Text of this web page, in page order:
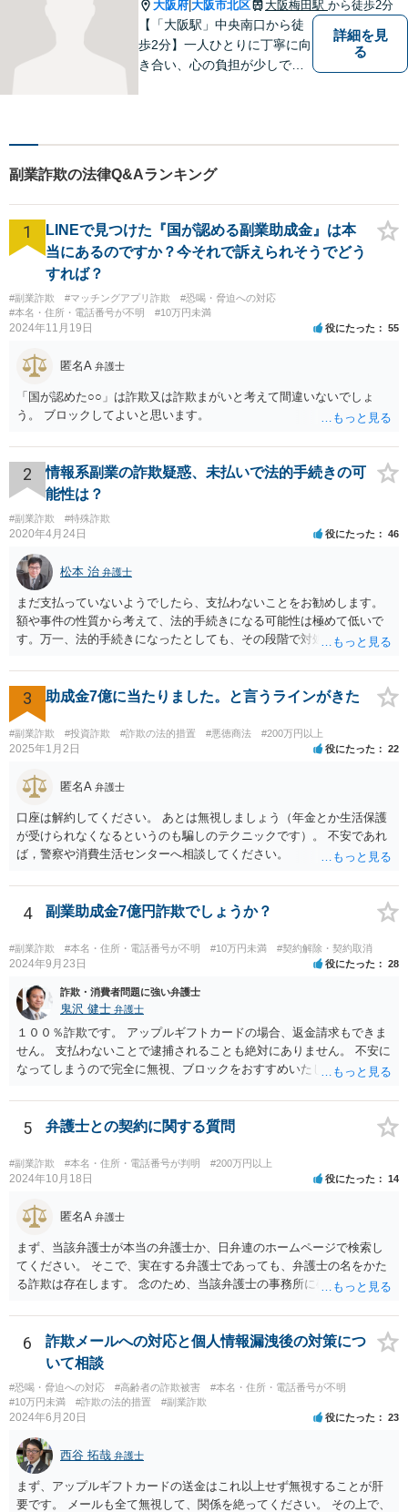
大阪府 大阪市北区 大阪梅田駅 から徒歩2分
【「大阪駅」中央南口から徒
歩2分】一人ひとりに丁寧に向
き合い、心の負担が少しでも
えた支えを大切にしていま
す。まずはお気軽にご相談く
ださい【電話・メール面談
可】【休日面談可】
詳細を見
る
副業詐欺の法律Q&Aランキング
1
LINEで見つけた『国が認める副業助成金』は本
当にあるのですか？今それで訴えられそうでどう
すれば？
#副業詐欺 #マッチングアプリ詐欺
#恐喝・脅迫への対応
#本名・住所・電話番号が不明
#10万円未満
2024年11月19日 役にたった 55
匿名A 弁護士
「国が認めた○○」は詐欺又は詐欺まがいと考えて間違いないでしょ
う。 ブロックしてよいと思います。
2
情報系副業の詐欺疑惑、未払いで法的手続きの可
能性は？
#副業詐欺 #特殊詐欺
2020年4月24日 役にたった 46
松本 治 弁護士
まだ支払っていないようでしたら、支払わないことをお勧めします。
額や事件の性質から考えて、法的手続きになる可能性は極めて低いで
す。万一、法的手続きになったとしても、その段階で対処すれば間に
す。万一、裁判所から手紙が届くことがあれば、すぐに弁護士等に相
談して下さい。対処しなければ、それこそ差し押さえにつながりま
す。お話が事実であれば、対処により相手の請求を退けることができ
ると考えられます。 いずれにしても、心配して待つ必要はないです。
3 助成金7億に当たりました。と言うラインがきた
#副業詐欺 #投資詐欺 #詐欺の法的措置 #悪徳商法 #200万円以上
2025年1月2日 役にたった 22
匿名A 弁護士
口座は解約してください。 あとは無視しましょう（年金とか生活保護
が受けられなくなるというのも騙しのテクニックです）。 不安であれ
ば，警察や消費生活センターへ相談してください。
4 副業助成金7億円詐欺でしょうか？
#副業詐欺 #本名・住所・電話番号が不明 #10万円未満 #契約解除・契約取消
2024年9月23日 役にたった 28
詐欺・消費者問題に強い弁護士
鬼沢 健士 弁護士
１００％詐欺です。 アップルギフトカードの場合、返金請求もできま
せん。 支払わないことで逮捕されることも絶対にありません。 不安に
なってしまうので完全に無視、ブロックをおすすめいたします。
5 弁護士との契約に関する質問
#副業詐欺 #本名・住所・電話番号が判明 #200万円以上
2024年10月18日 役にたった 14
匿名A 弁護士
まず、当該弁護士が本当の弁護士か、日弁連のホームページで検索し
てください。 そこで、実在する弁護士であっても、弁護士の名をかた
る詐欺は存在します。 念のため、当該弁護士の事務所に確認をとれば
6
詐欺メールへの対応と個人情報漏洩後の対策につ
いて相談
#恐喝・脅迫への対応 #高齢者の詐欺被害
#本名・住所・電話番号が不明
#10万円未満
#詐欺の法的措置 #副業詐欺
2024年6月20日 役にたった 23
西谷 拓哉 弁護士
まず、アップルギフトカードの送金はこれ以上せず無視することが肝
要です。 メールも全て無視して、関係を絶ってください。 その上で、